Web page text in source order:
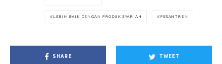
LEBIH BAIK DENGAN PRODUK SYARIAH PESANTREN
SHARE TWEET